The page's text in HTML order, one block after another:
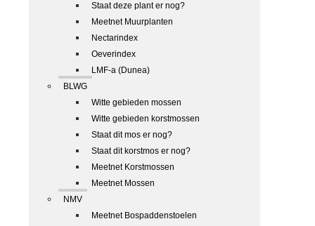
Staat deze plant er nog?
Meetnet Muurplanten
Nectarindex
Oeverindex
LMF-a (Dunea)
BLWG
Witte gebieden mossen
Witte gebieden korstmossen
Staat dit mos er nog?
Staat dit korstmos er nog?
Meetnet Korstmossen
Meetnet Mossen
NMV
Meetnet Bospaddenstoelen